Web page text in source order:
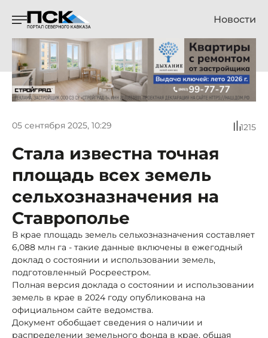
Новости
05 сентября 2025, 10:29 1215
Стала известна точная
площадь всех земель
сельхозназначения на
Ставрополье
В крае площадь земель сельхозназначения составляет
6,088 млн га - такие данные включены в ежегодный
доклад о состоянии и использовании земель,
подготовленный Росреестром.
Полная версия доклада о состоянии и использовании
земель в крае в 2024 году опубликована на
официальном сайте ведомства.
Документ обобщает сведения о наличии и
распределении земельного фонда в крае, общая